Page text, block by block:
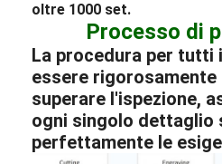
oltre 1000 set.
Processo di
La procedura per tutti
essere rigorosamente
superare l'ispezione,
ogni singolo dettaglio
perfettamente le